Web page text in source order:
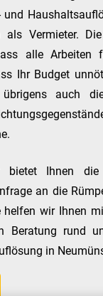
und
Vermieter.
alle Arbeiten
Ihr Budget
auch
bietet Ihnen
an die
helfen wir Ihnen
Beratung rund
in